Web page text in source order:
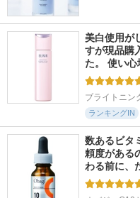
美白使用が
すが現品購
た。 使い
ブライトニン
ランキングIN
数あるビタ
頼度がある
わる前に、